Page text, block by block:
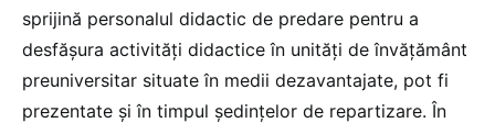
sprijină personalul didactic de predare pentru a
desfăşura activităţi didactice în unităţi de învăţământ
preuniversitar situate în medii dezavantajate, pot fi
prezentate şi în timpul şedinţelor de repartizare. În